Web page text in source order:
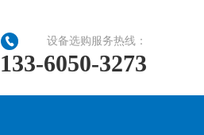
设备选购服务热线：
133-6050-3273